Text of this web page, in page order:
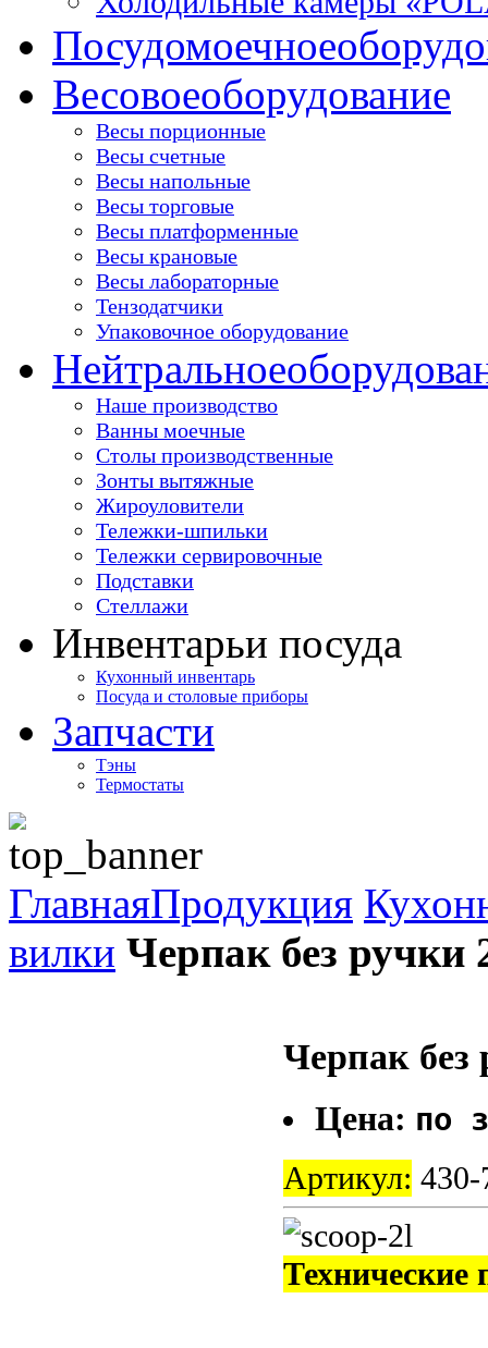
Посудомоечное
Весовоеоборудование
Весы порционные
Весы счетные
Весы напольные
Весы торговые
Весы платформенные
Весы крановые
Весы лабораторные
Тензодатчики
Упаковочное оборудование
Нейтральное
Наше производство
Ванны моечные
Столы производственные
Зонты вытяжные
Жироуловители
Тележки-шпильки
Тележки сервировочные
Подставки
Стеллажи
Инвентарьи посуда
Кухонный инвентарь
Посуда и столовые приборы
Запчасти
Тэны
Термостаты
ГлавнаяПродукция
вилки Черпак без ручки
Черпак без
Цена: по
Артикул: 430-
Технические